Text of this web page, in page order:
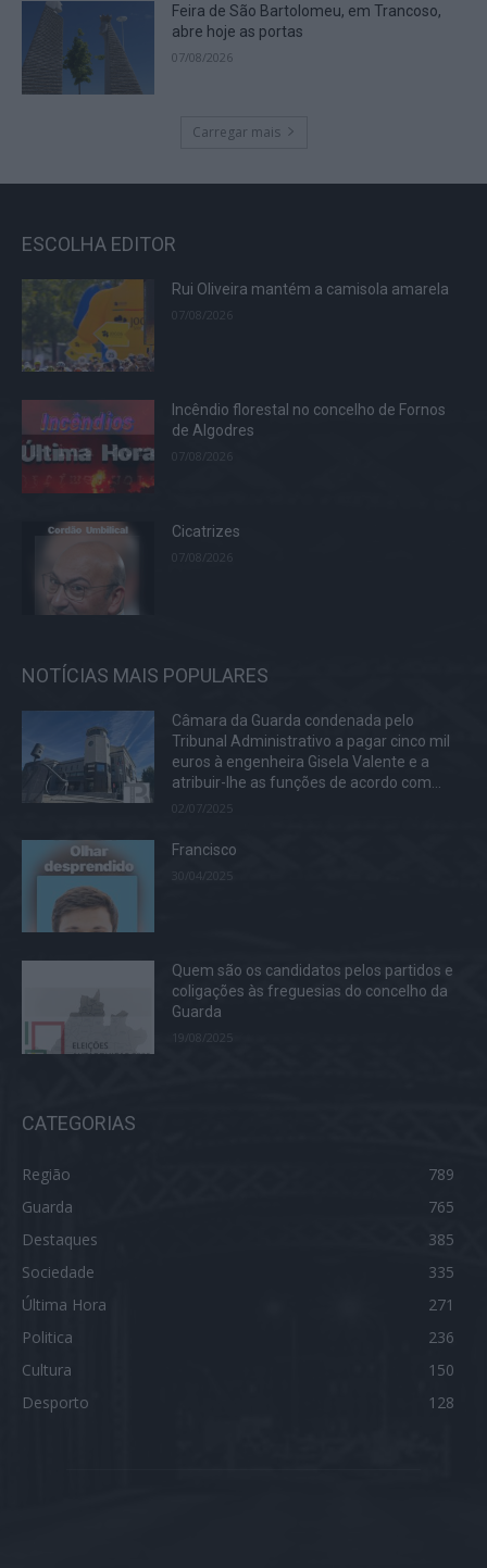
Feira de São Bartolomeu, em Trancoso,
abre hoje as portas
07/08/2026
Carregar mais
ESCOLHA EDITOR
Rui Oliveira mantém a camisola amarela
07/08/2026
Incêndio florestal no concelho de Fornos
de Algodres
07/08/2026
Cicatrizes
07/08/2026
NOTÍCIAS MAIS POPULARES
Câmara da Guarda condenada pelo
Tribunal Administrativo a pagar cinco mil
euros à engenheira Gisela Valente e a
atribuir-lhe as funções de acordo com...
02/07/2025
Francisco
Quem são os candidatos pelos partidos e
coligações às freguesias do concelho da
Guarda
19/08/2025
CATEGORIAS
Região
789
Guarda
765
Destaques
385
Sociedade
335
Última Hora
271
Politica
236
Cultura
150
Desporto
128